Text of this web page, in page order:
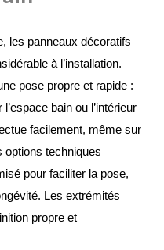
les panneaux décoratifs
à l’installation.
pose propre et rapide :
bain ou l’intérieur
facilement, même sur
options techniques
pour faciliter la pose,
Les extrémités
propre et